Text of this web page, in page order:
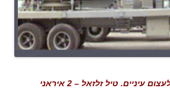
ידעו הכל אבל העדיפו לעצום עיניים. טיל זלזאל – 2 איראני